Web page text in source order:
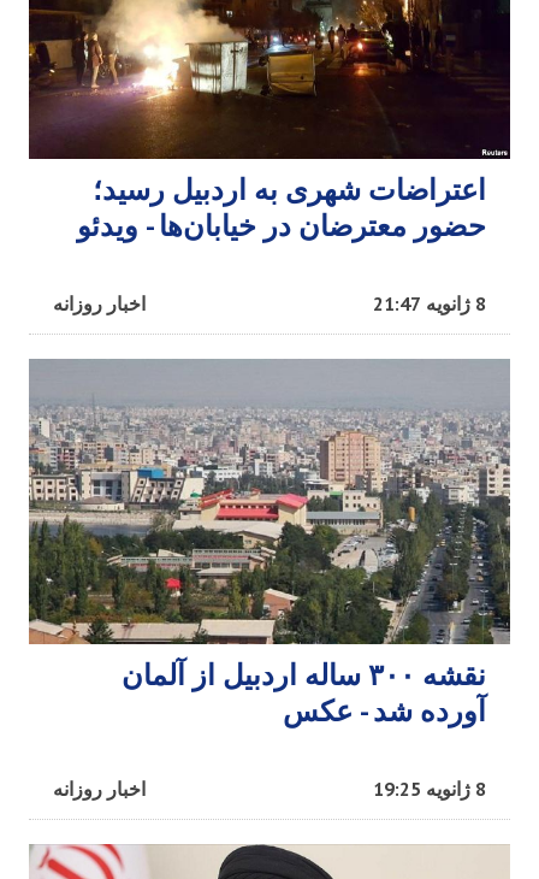
اعتراضات شهری به اردبیل رسید؛
حضور معترضان در خیابان‌ها - ویدئو
اخبار روزانه 8 ژانویه 21:47
نقشه ۳۰۰ ساله اردبیل از آلمان
آورده شد - عکس
اخبار روزانه 8 ژانویه 19:25